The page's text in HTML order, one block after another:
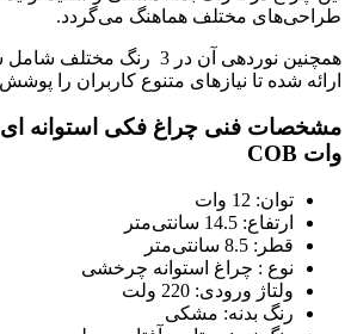
طراحی‌های مختلف هماهنگ می‌گردد.
همچنین نوردهی آن در 3 رنگ
ارائه شده تا نیازهای متنوع کاربران را
وات COB
توان: 12 وات
ارتفاع: 14.5 سانتی‌متر
قطر: 8.5 سانتی‌متر
نوع : چراغ استوانه چرخشی
ولتاژ ورودی: 220 ولت
رنگ بدنه: مشکی